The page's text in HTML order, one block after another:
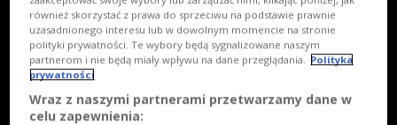
również skorzystać z prawa do sprzeciwu na podstawie prawnie
uzasadnionego interesu lub w dowolnym momencie na stronie
polityki prywatności. Te wybory będą sygnalizowane naszym
partnerom i nie będą miały wpływu na dane przeglądania.
Polityka
prywatności
Wraz z naszymi partnerami przetwarzamy dane w
celu zapewnienia: